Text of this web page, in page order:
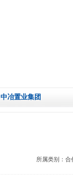
中冶置业集团
所属类别： 合